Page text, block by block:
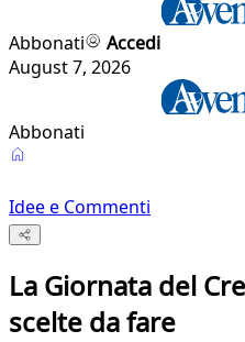
Abbonati
Accedi
August 7, 2026
Abbonati
Idee e Commenti
La Giornata del
scelte da fare